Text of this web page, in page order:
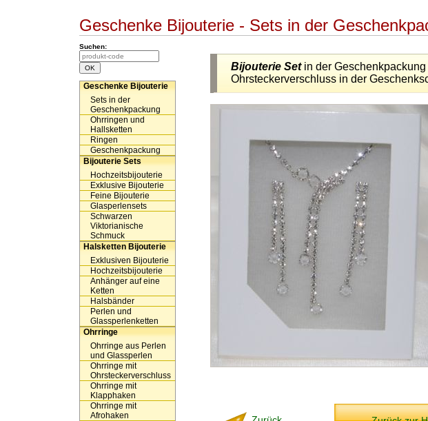
Geschenke Bijouterie - Sets in der
Suchen:
Geschenke Bijouterie
Sets in der
Geschenkpackung
Ohrringen und
Hallsketten
Ringen
Geschenkpackung
Bijouterie Sets
Hochzeitsbijouterie
Exklusive Bijouterie
Feine Bijouterie
Glasperlensets
Schwarzen
Viktorianische
Schmuck
Halsketten Bijouterie
Exklusiven Bijouterie
Hochzeitsbijouterie
Anhänger auf eine
Ketten
Halsbänder
Perlen und
Glassperlenketten
Ohrringe
Ohrringe aus Perlen
und Glassperlen
Ohrringe mit
Ohrsteckerverschluss
Ohrringe mit
Klapphaken
Ohrringe mit
Afrohaken
Bijouterie Setin der Geschenkpackung
Ohrsteckerverschluss in der